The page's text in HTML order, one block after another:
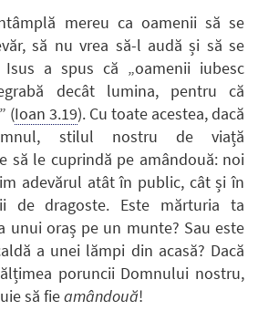
mereu ca oamenii să se
să nu vrea să-l audă și să se
a spus că „oamenii iubesc
decât lumina, pentru că
(Ioan 3.19). Cu toate acestea, dacă
stilul nostru de viață
să le cuprindă pe amândouă: noi
adevărul atât în public, cât și în
de dragoste. Este mărturia ta
unui oraș pe un munte? Sau este
a unei lămpi din acasă? Dacă
poruncii Domnului nostru,
să fieamândouă!